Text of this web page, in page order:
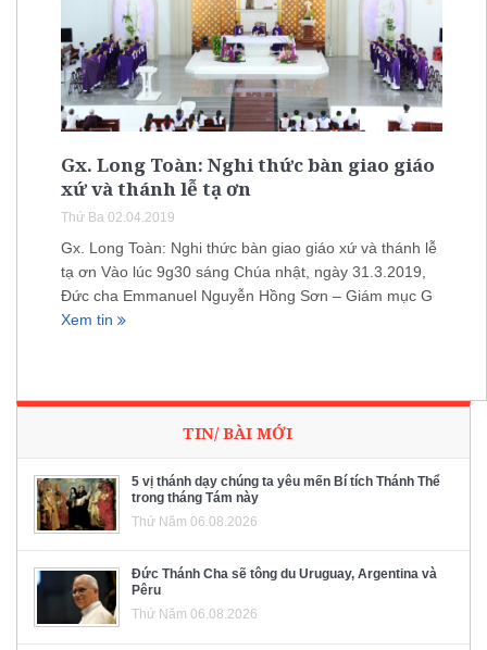
Gx. Long Toàn: Nghi thức bàn giao giáo
xứ và thánh lễ tạ ơn
Thứ Ba 02.04.2019
Gx. Long Toàn: Nghi thức bàn giao giáo xứ và thánh lễ
tạ ơn Vào lúc 9g30 sáng Chúa nhật, ngày 31.3.2019,
Đức cha Emmanuel Nguyễn Hồng Sơn – Giám mục G
Xem tin
TIN/ BÀI MỚI
5 vị thánh dạy chúng ta yêu mến Bí tích Thánh Thể
trong tháng Tám này
Thứ Năm 06.08.2026
Đức Thánh Cha sẽ tông du Uruguay, Argentina và
Pêru
Thứ Năm 06.08.2026